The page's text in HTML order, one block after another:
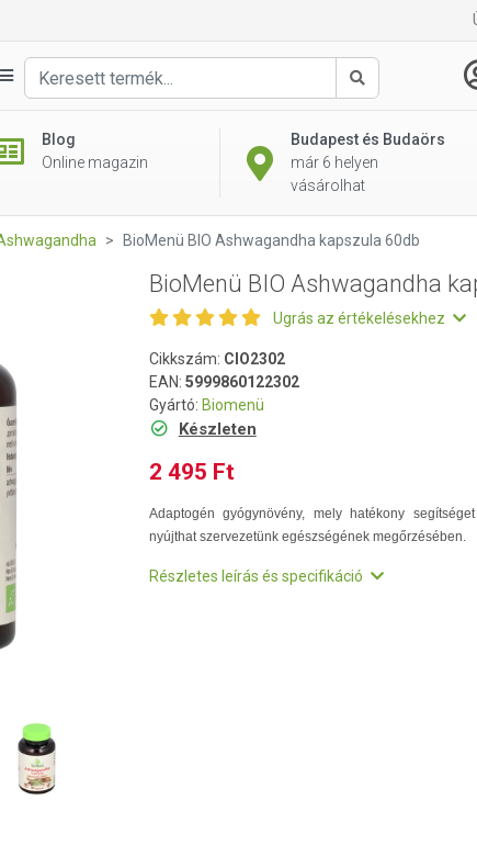
Keresés
Blog
Online magazin
Budapest és Budaörs
már 6 helyen
vásárolhat
BioMenü BIO Ashwagandha kapszula 60db
BioMenü BIO Ashwagandha
Ugrás az értékelésekhez
Cikkszám: CIO2302
EAN: 5999860122302
Gyártó: Biomenü
Készleten
2 495 Ft
Adaptogén gyógynövény, mely hatékony segítséget
nyújthat szervezetünk egészségének megőrzésében.
Részletes leírás és specifikáció